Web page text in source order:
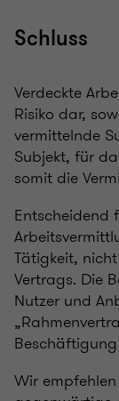
Schluss
Verdeckte
Risiko dar,
vermittelnde
Subjekt, für
somit die
Entscheidend
Tätigkeit,
Vertrags. Die
Nutzer und
Wir